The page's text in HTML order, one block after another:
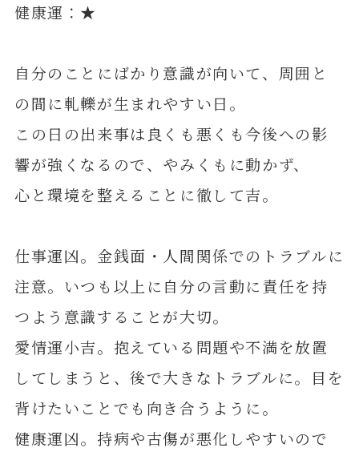
健康運：★
自分のことにばかり意識が向いて、周囲と
の間に軋轢が生まれやすい日。
この日の出来事は良くも悪くも今後への影
響が強くなるので、やみくもに動かず、
心と環境を整えることに徹して吉。
仕事運凶。金銭面・人間関係でのトラブルに
注意。いつも以上に自分の言動に責任を持
つよう意識することが大切。
愛情運小吉。抱えている問題や不満を放置
してしまうと、後で大きなトラブルに。目を
背けたいことでも向き合うように。
健康運凶。持病や古傷が悪化しやすいので